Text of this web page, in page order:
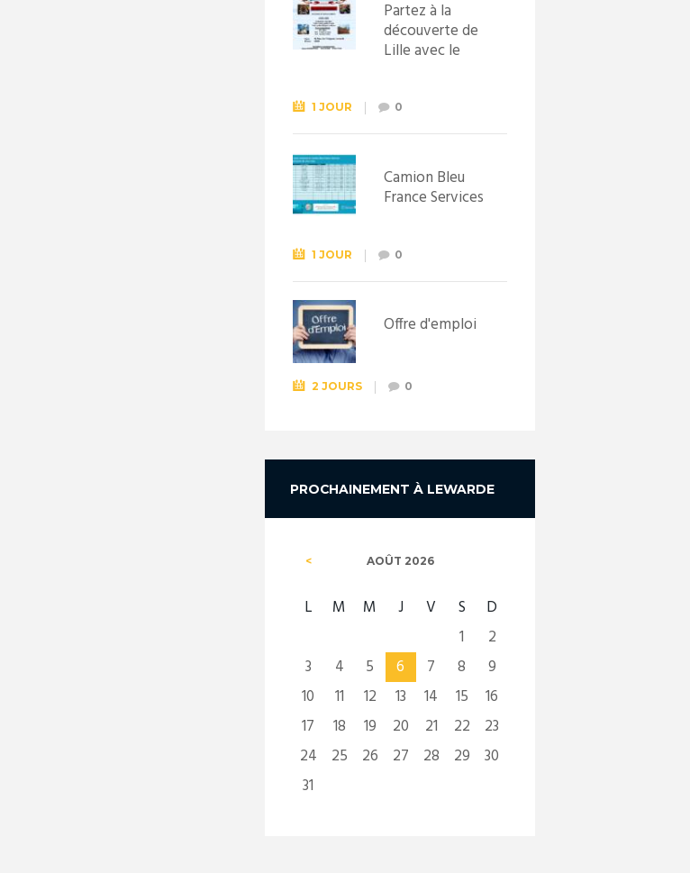
Partez à la
découverte de
Lille avec le
Lewarde, le 26
septembre !
1 JOUR 0
Camion Bleu
France Services
1 JOUR 0
Offre d'emploi
2 JOURS 0
PROCHAINEMENT À LEWARDE
AOÛT 2026
L M M J V S
D
1
2
3
4 5 6 7 8
9
10
11 12 13 14 15
16
17
18 19 20 21 22
23
24
25 26 27 28 29
30
31